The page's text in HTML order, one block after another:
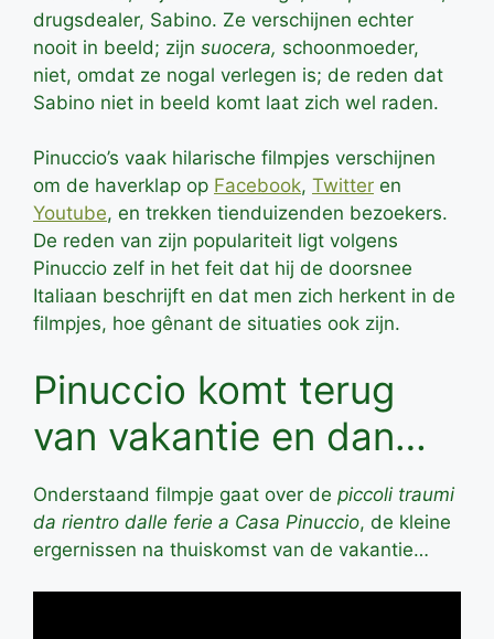
drugsdealer, Sabino. Ze verschijnen echter
nooit in beeld; zijn suocera, schoonmoeder,
niet, omdat ze nogal verlegen is; de reden dat
Sabino niet in beeld komt laat zich wel raden.
Pinuccio’s vaak hilarische filmpjes verschijnen
om de haverklap op Facebook, Twitter en
Youtube, en trekken tienduizenden bezoekers.
De reden van zijn populariteit ligt volgens
Pinuccio zelf in het feit dat hij de doorsnee
Italiaan beschrijft en dat men zich herkent in de
filmpjes, hoe gênant de situaties ook zijn.
Pinuccio komt terug
van vakantie en dan…
Onderstaand filmpje gaat over de piccoli traumi
da rientro dalle ferie a Casa Pinuccio, de kleine
ergernissen na thuiskomst van de vakantie…